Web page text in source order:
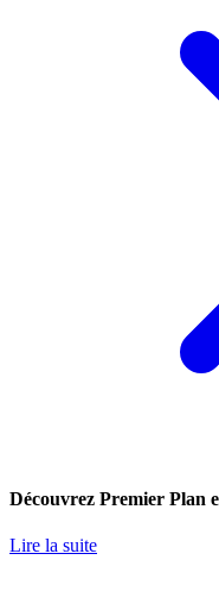
Découvrez Premier Plan
Lire la suite